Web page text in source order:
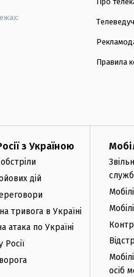
Правила
з Україною
дій
тривога в Україні
атака по Україні
Росії
осіб